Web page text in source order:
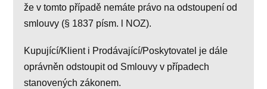
že v tomto případě nemáte právo na odstoupení od
smlouvy (§ 1837 písm. l NOZ).
Kupující/Klient i Prodávající/Poskytovatel je dále
oprávněn odstoupit od Smlouvy v případech
stanovených zákonem.